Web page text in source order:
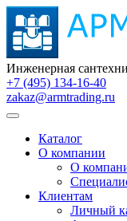
Инженерная
+7 (495) 134-16-40
zakaz@armtrading.ru
Каталог
О компании
О
Клиентам
Личный